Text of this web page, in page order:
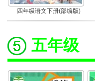
四年级语文下册(部编版)
五年级